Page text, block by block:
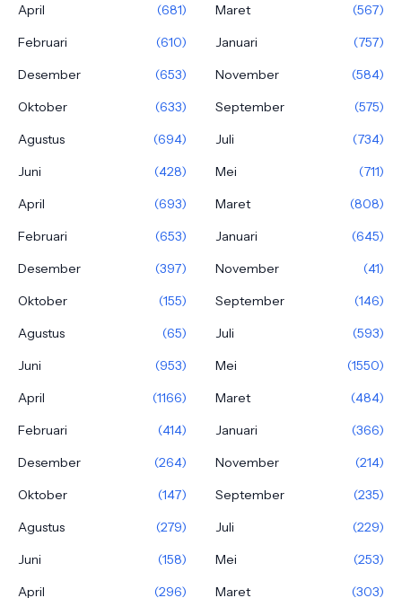
April
(681) Maret
(567)
Februari
(610) Januari
(757)
Desember
(653) November
(584)
Oktober
(633) September
(575)
Agustus
(694) Juli
(734)
Juni
(428) Mei
(711)
April
(693) Maret
(808)
Februari
(653) Januari
(645)
Desember
(397) November
(41)
Oktober
(155) September
(146)
Agustus
(65) Juli
(593)
Juni
(953) Mei
(1550)
April
(1166) Maret
(484)
Februari
(414) Januari
(366)
Desember
(264) November
(214)
Oktober
(147) September
(235)
Agustus
(279) Juli
(229)
Juni
(158) Mei
(253)
April
(296) Maret
(303)